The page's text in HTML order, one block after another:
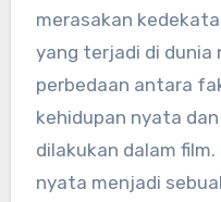
merasakan
yang terjadi di dunia
perbedaan antara
kehidupan nyata
dilakukan dalam
nyata menjadi